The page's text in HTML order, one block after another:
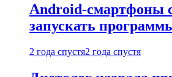
Android-смартфоны
запускать
2 года спустя2 года спустя